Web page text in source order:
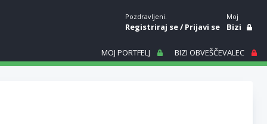
Pozdravljeni.
Registriraj se/Prijavi se
Moj
Bizi
MOJ PORTFELJ BIZI OBVEŠČEVALEC